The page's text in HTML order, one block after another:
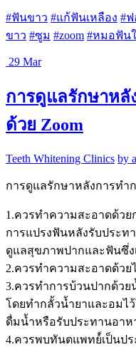
#ฟันขาว #แก้ฟันเหลือง #ฟ
ขาว #ซูม #zoom #หมอฟัน
29 Mar
การดูแลรักษาห
ด้วย Zoom
Teeth Whitening Clinics by
การดูแลรักษาหลังการทำ
1.ควรทำความสะอาดด้วย
การแปรงฟันหลังรับประท
ดูแลสุขภาพปากและฟันซึ่ง
2.ควรทำความสะอาดด้วย
3.ควรทำการบ้วนปากด้ว
โดยทำกลั้วน้ำยาและอมไ
ดื่มน้ำหรือรับประทานอาห
4.ควรพบทันตแพทย์์เป็นปร